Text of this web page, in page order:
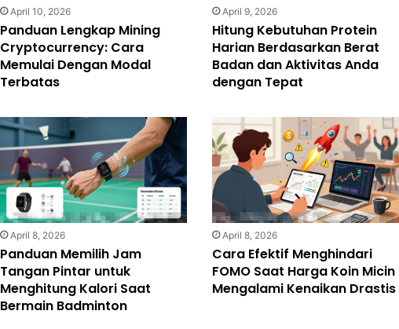
April 10, 2026
Panduan Lengkap Mining
Cryptocurrency: Cara
Memulai Dengan Modal
Terbatas
April 9, 2026
Hitung Kebutuhan Protein
Harian Berdasarkan Berat
Badan dan Aktivitas Anda
dengan Tepat
April 8, 2026
Panduan Memilih Jam
Tangan Pintar untuk
Menghitung Kalori Saat
Bermain Badminton
April 8, 2026
Cara Efektif Menghindari
FOMO Saat Harga Koin Micin
Mengalami Kenaikan Drastis